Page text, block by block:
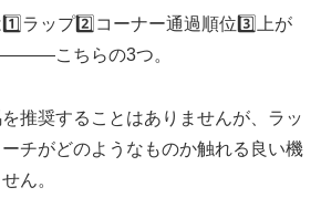
ラップ2️⃣コーナー通過順位3️⃣上が
こちらの3つ。
推奨することはありませんが、ラッ
チがどのようなものか触れる良い機
ん。